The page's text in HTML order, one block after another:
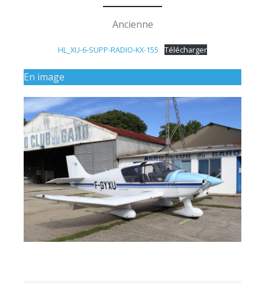
Ancienne
HL_XU-6-SUPP-RADIO-KX-155 Télécharger
En image